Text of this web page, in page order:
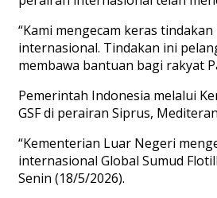
“Kami mengecam keras
internasional. Tindakan ini
membawa bantuan bagi rakyat
Pemerintah Indonesia melalui
GSF di perairan Siprus,
“Kementerian Luar Negeri
internasional Global Sumud
Senin (18/5/2026).